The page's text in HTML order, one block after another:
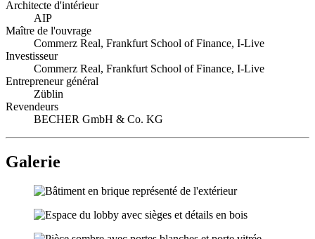
Architecte d'intérieur
AIP
Maître de l'ouvrage
Commerz Real, Frankfurt School of Finance, I-Live
Investisseur
Commerz Real, Frankfurt School of Finance, I-Live
Entrepreneur général
Züblin
Revendeurs
BECHER GmbH & Co. KG
Galerie